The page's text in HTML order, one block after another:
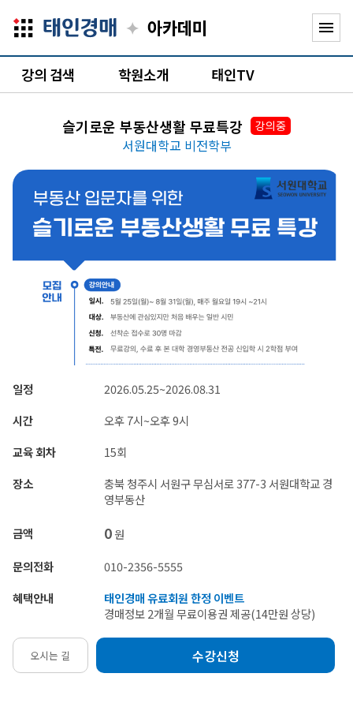
✦ menu
강의 검색 학원소개 태인TV
슬기로운 부동산생활 무료특강 강의중
서원대학교 비전학부
일정
2026.05.25~2026.08.31
시간
오후 7시~오후 9시
교육 회차
15회
장소
충북 청주시 서원구 무심서로 377-3 서원대학교 경
영부동산
금액 0원
문의전화
010-2356-5555
혜택안내
태인경매 유료회원 한정 이벤트
경매정보 2개월 무료이용권 제공(14만원 상당)
오시는 길 수강신청